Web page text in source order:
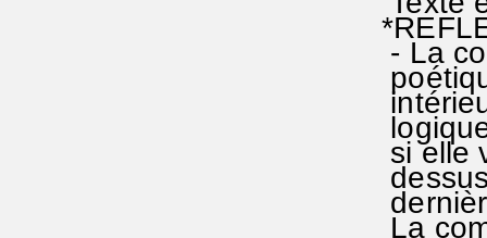
- La
si elle
La